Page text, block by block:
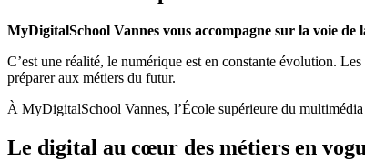
MyDigitalSchool Vannes vous accompagne sur la voie de
C’est une réalité, le numérique est en constante évolution.
préparer aux métiers du futur.
À MyDigitalSchool Vannes, l’École supérieure du
Le digital au cœur des métiers en